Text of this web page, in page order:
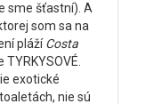
sme šťastní). A
som sa na
plážíCosta
exotické
nie sú